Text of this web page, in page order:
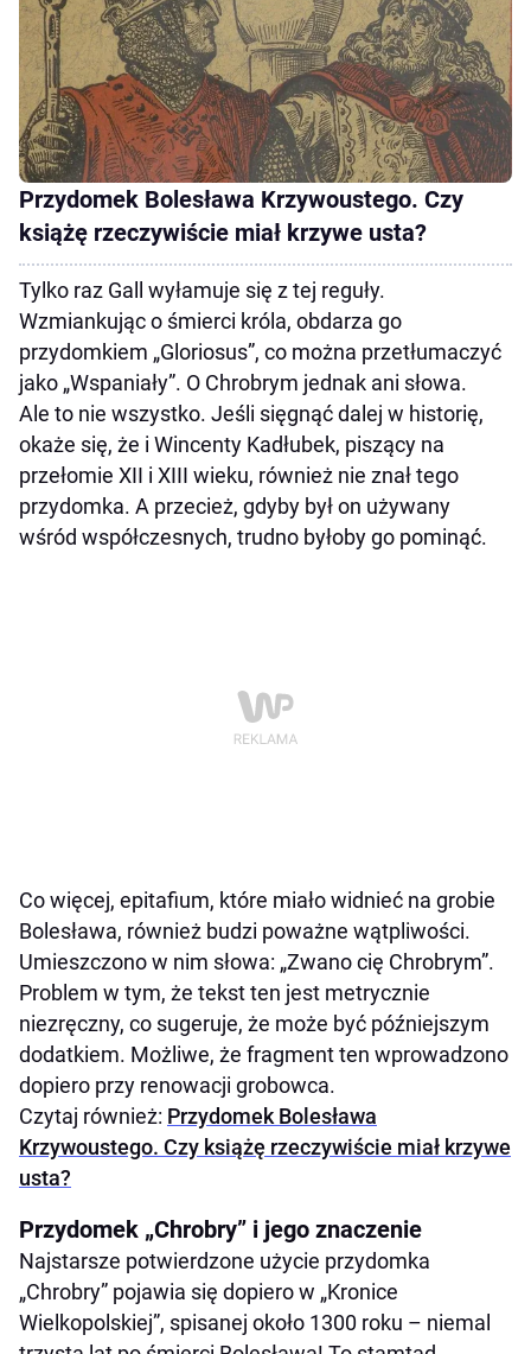
Przydomek Bolesława Krzywoustego. Czy
książę rzeczywiście miał krzywe usta?
Tylko raz Gall wyłamuje się z tej reguły.
Wzmiankując o śmierci króla, obdarza go
przydomkiem „Gloriosus”, co można przetłumaczyć
jako „Wspaniały”. O Chrobrym jednak ani słowa.
Ale to nie wszystko. Jeśli sięgnąć dalej w historię,
okaże się, że i Wincenty Kadłubek, piszący na
przełomie XII i XIII wieku, również nie znał tego
przydomka. A przecież, gdyby był on używany
wśród współczesnych, trudno byłoby go pominąć.
Co więcej, epitafium, które miało widnieć na grobie
Bolesława, również budzi poważne wątpliwości.
Umieszczono w nim słowa: „Zwano cię Chrobrym”.
Problem w tym, że tekst ten jest metrycznie
niezręczny, co sugeruje, że może być późniejszym
dodatkiem. Możliwe, że fragment ten wprowadzono
dopiero przy renowacji grobowca.
Czytaj również: Przydomek Bolesława
Krzywoustego. Czy książę rzeczywiście miał krzywe
usta?
Przydomek „Chrobry” i jego znaczenie
Najstarsze potwierdzone użycie przydomka
„Chrobry” pojawia się dopiero w „Kronice
Wielkopolskiej”, spisanej około 1300 roku – niemal